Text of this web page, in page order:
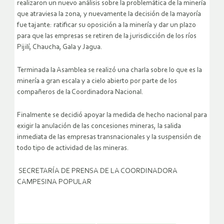
realizaron un nuevo análisis sobre la problemática de la minería
que atraviesa la zona, y nuevamente la decisión de la mayoría
fue tajante: ratificar su oposición a la minería y dar un plazo
para que las empresas se retiren de la jurisdicción de los ríos
Pijilí, Chaucha, Gala y Jagua.
Terminada la Asamblea se realizó una charla sobre lo que es la
minería a gran escala y a cielo abierto por parte de los
compañeros de la Coordinadora Nacional.
Finalmente se decidió apoyar la medida de hecho nacional para
exigir la anulación de las concesiones mineras, la salida
inmediata de las empresas transnacionales y la suspensión de
todo tipo de actividad de las mineras.
SECRETARÍA DE PRENSA DE LA COORDINADORA
CAMPESINA POPULAR